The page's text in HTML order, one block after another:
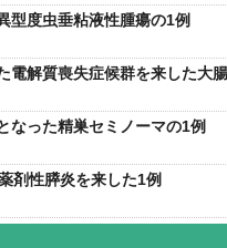
型度虫垂粘液性腫瘍の1例
電解質喪失症候群を来した大
なった精巣セミノーマの1例
剤性膵炎を来した1例